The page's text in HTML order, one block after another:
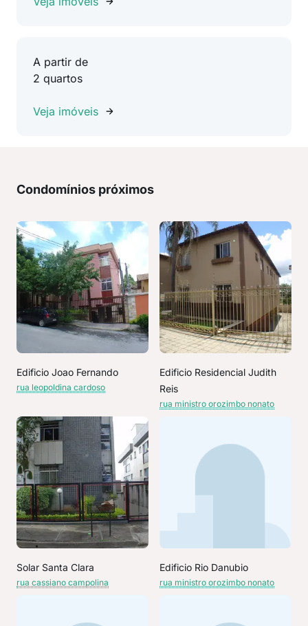
A partir de
2 quartos
Veja imóveis
Condomínios próximos
Edificio Joao Fernando
rua leopoldina cardoso
Edificio Residencial Judith
Reis
rua ministro orozimbo nonato
Solar Santa Clara
rua cassiano campolina
Edificio Rio Danubio
rua ministro orozimbo nonato